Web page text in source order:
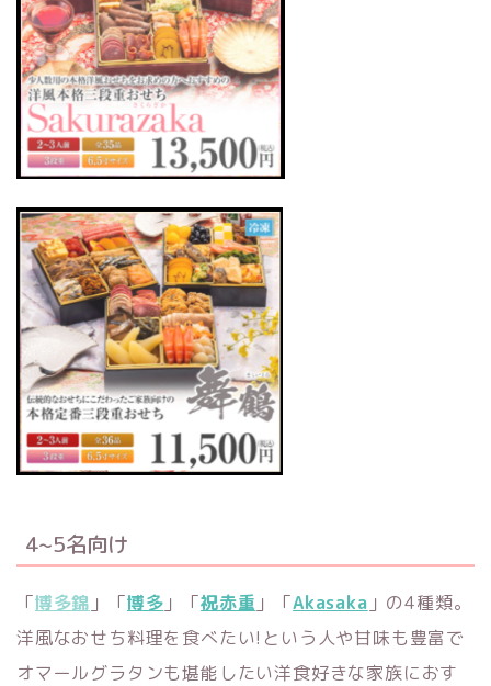
4~5名向け
「博多錦 」 「博多 」「祝赤重 」「Akasaka 」の4種類。
洋風なおせち料理を食べたい!という人や甘味も豊富で
オマールグラタンも堪能したい洋食好きな家族におす